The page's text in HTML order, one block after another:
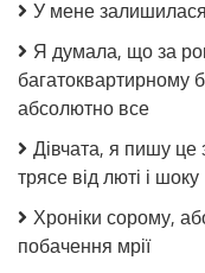
У мене залишилася
Я думала, що за
багатоквартирному
абсолютно все
Дівчата, я пишу це
трясе від люті і шоку
Хроніки сорому,
побачення мрії